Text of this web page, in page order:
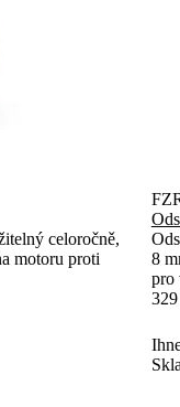
celoročně,
motoru proti
8
pro